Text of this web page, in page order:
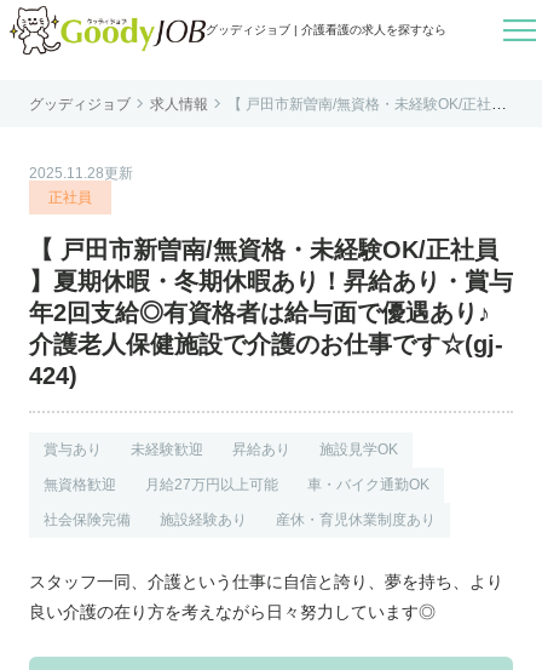
グッディジョブ | 介護看護の求人を探すなら 
はじめての方へ
個人情報保護方針
利用規約
お知らせ
0800-555-1109 無料お仕事相談
グッディジョブ  求人情報 
【 戸田市新曽南/無資格・未経験OK/正社員
2025.11.28更新
正社員
【 戸田市新曽南/無資格・未経験OK/正社員
】夏期休暇・冬期休暇あり！昇給あり・賞与
年2回支給◎有資格者は給与面で優遇あり♪
介護老人保健施設で介護のお仕事です☆(gj-
424)
賞与あり 未経験歓迎 昇給あり 施設見学OK
無資格歓迎 月給27万円以上可能 車・バイク通勤OK
社会保険完備 施設経験あり 産休・育児休業制度あり
スタッフ一同、介護という仕事に自信と誇り、夢を持ち、より
良い介護の在り方を考えながら日々努力しています◎